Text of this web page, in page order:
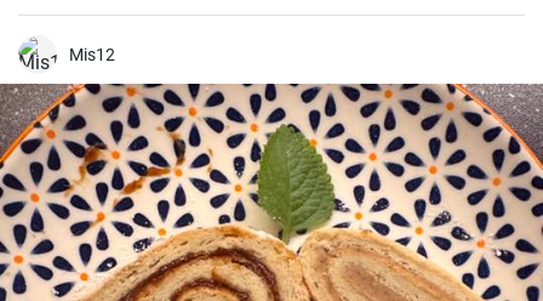
también tiene patatas, zanahorias y cebolla, que le dan un rico
sabor y aroma.
Mis12